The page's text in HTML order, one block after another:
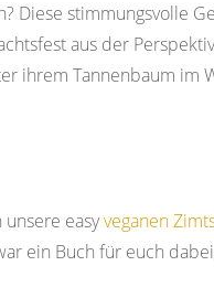
Diese stimmungsvolle
aus der
ihrem Tannenbaum im
unsere easyveganen
ein Buch für euch